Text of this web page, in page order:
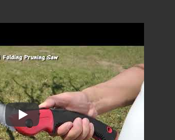
Scie pliable à dents triple meulage de 7 pouces